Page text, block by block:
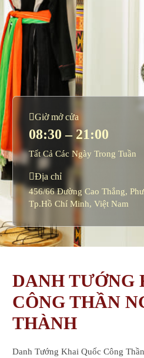
Giờ mở cửa
08:30 – 21:00
Tất Cả Các Ngày Trong Tuần
Địa chỉ
456/66 Đường Cao Thắng,
Tp.Hồ Chí Minh, Việt Nam
DANH TƯỚNG
CÔNG THẦN
THÀNH
Danh Tướng Khai Quốc Công